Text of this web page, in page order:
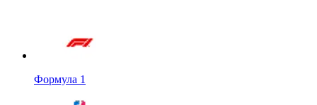
Формула 1